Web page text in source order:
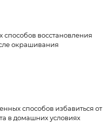
способов восстановления
окрашивания
способов избавиться от
в домашних условиях